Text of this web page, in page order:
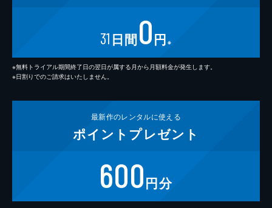
31 日間0円 ※
※無料トライアル期間終了日の翌日が属する月から月額料金が発生します。
※日割りでのご請求はいたしません。
最新作のレンタルに使える
ポイント プレゼント
600円分